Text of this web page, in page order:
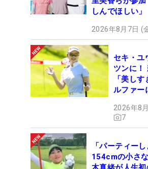
に動き出している。（文・笠井あ
しんでほしい」
2026年8月7日 (
セキ・ユ
ツンに！
「美し
ルファー
2026年8
7
「パーティー
154cmの小さ